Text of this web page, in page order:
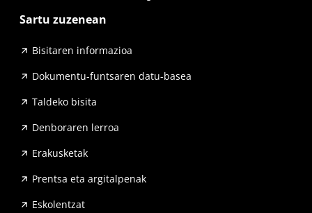
Sartu zuzenean
Bisitaren informazioa
Dokumentu-funtsaren datu-basea
Taldeko bisita
Denboraren lerroa
Erakusketak
Prentsa eta argitalpenak
Eskolentzat